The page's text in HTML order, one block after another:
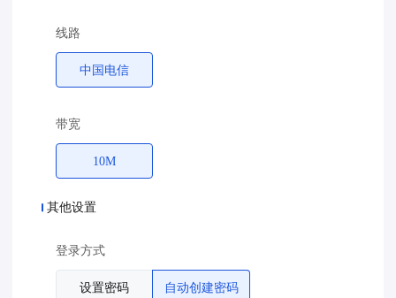
线路
中国电信
带宽
10M
其他设置
登录方式
设置密码 自动创建密码